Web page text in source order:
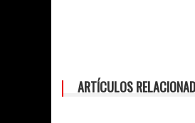
ARTÍCULOS